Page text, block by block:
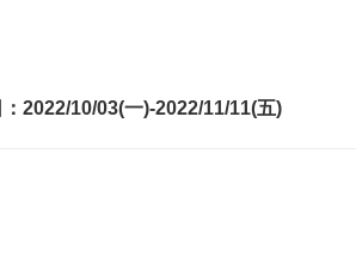
2022/10/03(一)-2022/11/11(五)